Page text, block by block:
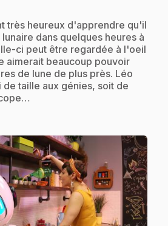
très heureux d'apprendre qu'il
dans quelques heures à
ci peut être regardée à l'oeil
aimerait beaucoup pouvoir
de lune de plus près. Léo
taille aux génies, soit de